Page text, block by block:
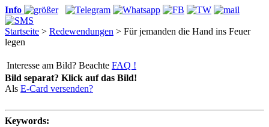
Info
Startseite > Redewendungen > Für jemanden die Hand ins Feuer
legen
Interesse am Bild? Beachte FAQ !
Bild separat? Klick auf das Bild!
Als E-Card versenden?
Keywords: